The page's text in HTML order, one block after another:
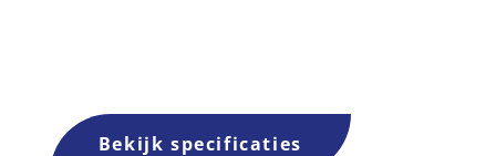
Bekijk specificaties